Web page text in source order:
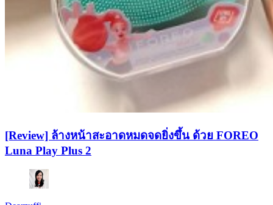
[Review] ล้างหน้าสะอาดหมดจดยิ่งขึ้น ด้วย FOREO
Luna Play Plus 2